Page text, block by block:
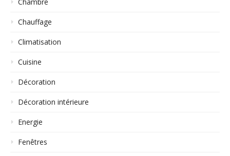
Chauffage
Climatisation
Cuisine
Décoration
Décoration intérieure
Energie
Fenêtres